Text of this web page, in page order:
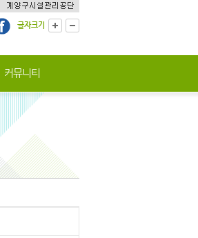
글자크기
커뮤니티